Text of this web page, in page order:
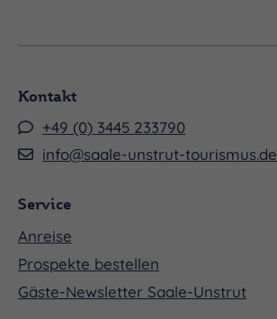
Kontakt
+49 (0) 3445 233790
info@saale-unstrut-tourismus.de
Service
Anreise
Prospekte bestellen
Gäste-Newsletter Saale-Unstrut